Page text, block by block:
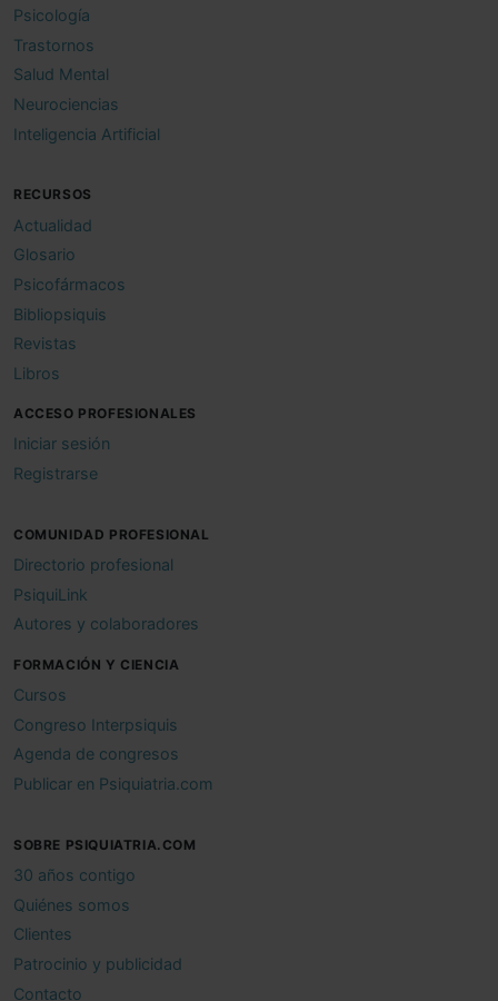
Psicología
Trastornos
Salud Mental
Neurociencias
Inteligencia Artificial
RECURSOS
Actualidad
Glosario
Psicofármacos
Bibliopsiquis
Revistas
Libros
ACCESO PROFESIONALES
Iniciar sesión
Registrarse
COMUNIDAD PROFESIONAL
Directorio profesional
PsiquiLink
Autores y colaboradores
FORMACIÓN Y CIENCIA
Cursos
Congreso Interpsiquis
Agenda de congresos
Publicar en Psiquiatria.com
SOBRE PSIQUIATRIA.COM
30 años contigo
Quiénes somos
Clientes
Patrocinio y publicidad
Contacto